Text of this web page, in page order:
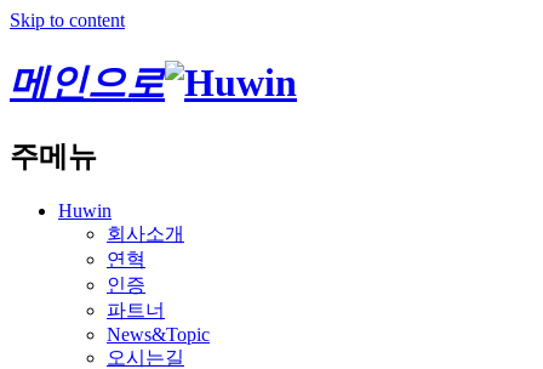
Skip to content
메인으로
주메뉴
Huwin
회사소개
연혁
인증
파트너
News&Topic
오시는길